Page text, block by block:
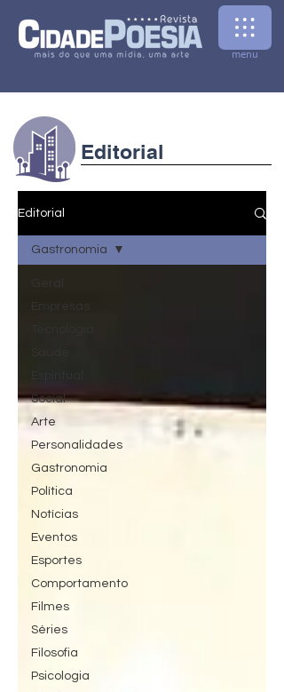
menu
Editorial
Editorial
Empresas
Social
Arte
Personalidades
Gastronomia
Política
Notícias
Eventos
Esportes
Comportamento
Filmes
Séries
Filosofia
Psicologia
Gastronomia